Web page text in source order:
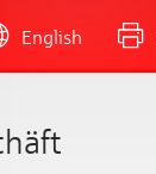
English